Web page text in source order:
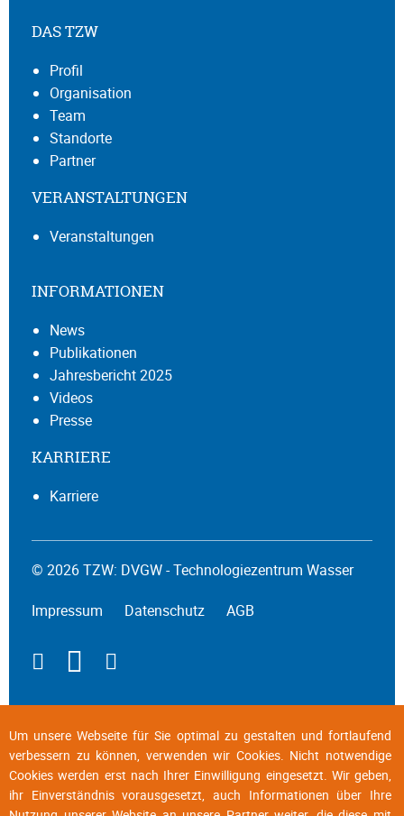
DAS TZW
Profil
Organisation
Team
Standorte
Partner
VERANSTALTUNGEN
Veranstaltungen
INFORMATIONEN
News
Publikationen
Jahresbericht 2025
Videos
Presse
KARRIERE
Karriere
© 2026 TZW: DVGW - Technologiezentrum Wasser
Impressum Datenschutz AGB
Um unsere Webseite für Sie optimal zu gestalten und fortlaufend
verbessern zu können, verwenden wir Cookies. Nicht notwendige
Cookies werden erst nach Ihrer Einwilligung eingesetzt. Wir geben,
ihr Einverständnis vorausgesetzt, auch Informationen über Ihre